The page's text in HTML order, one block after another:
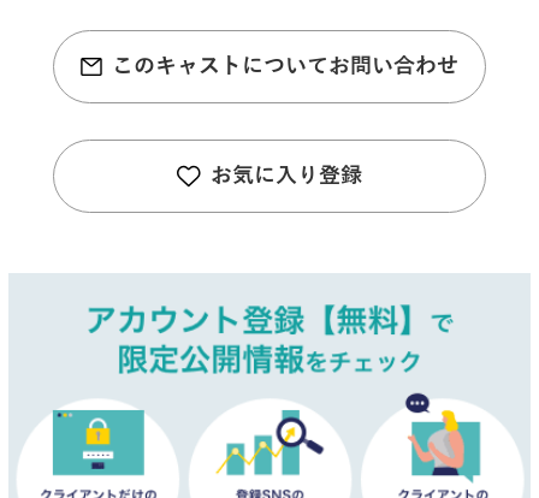
このキャストについてお問い合わせ
お気に入り登録